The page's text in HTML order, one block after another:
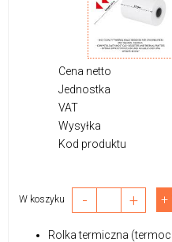
Cena netto
Jednostka
VAT
Wysyłka
Kod produktu
W koszyku - + +
Rolka termiczna